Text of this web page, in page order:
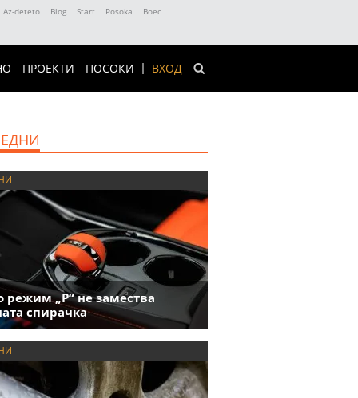
Az-deteto Blog Start Posoka
Boec
ВХОД
ПРОЕКТИ ПОСОКИ
режим „P“ не замества
спирачка